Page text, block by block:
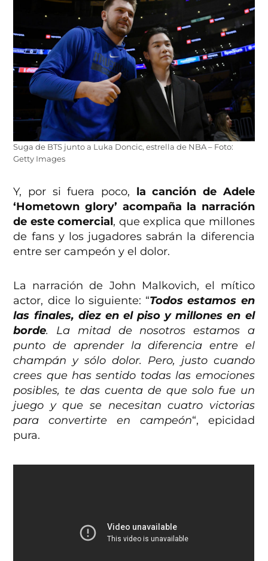
Suga de BTS junto a Luka Doncic, estrella de NBA – Foto:
Getty Images
Y, por si fuera poco, la canción de Adele
‘Hometown glory’ acompaña la narración
de este comercial, que explica que millones
de fans y los jugadores sabrán la diferencia
entre ser campeón y el dolor.
La narración de John Malkovich, el mítico
actor, dice lo siguiente: “Todos estamos en
las finales, diez en el piso y millones en el
borde. La mitad de nosotros estamos a
punto de aprender la diferencia entre el
champán y sólo dolor. Pero, justo cuando
crees que has sentido todas las emociones
posibles, te das cuenta de que solo fue un
juego y que se necesitan cuatro victorias
para convertirte en campeón“, epicidad
pura.